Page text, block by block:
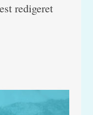
redigeret